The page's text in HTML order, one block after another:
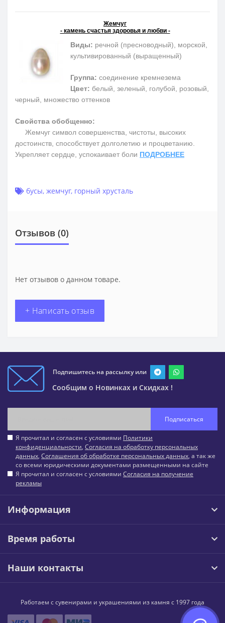
Жемчуг
- камень счастья здоровья и любви -
Виды: речной (пресноводный), морской,
культивированный (выращенный)
Группа: соединение кремнезема
Цвет: белый, зеленый, голубой, розовый,
черный, множество оттенков
Свойства обобщенно:
Жемчуг символ совершенства, чистоты, высоких
достоинств, способствует долголетию и процветанию.
Укрепляет сердце, успокаивает боли ПОДРОБНЕЕ
бусы, жемчуг, горный хрусталь
Отзывов (0)
Нет отзывов о данном товаре.
+ Написать отзыв
Подпишитесь на рассылку или
Сообщим о Новинках и Скидках !
Подписаться
Я прочитал и согласен с условиями Политики
конфиденциальности, Согласия на обработку персональных
данных, Соглашения об обработке персональных данных, а так же
со всеми юридическими документами размещенными на сайте
Я прочитал и согласен с условиями Согласия на получение
рекламы
Информация
Время работы
Наши контакты
Работаем с сувенирами и украшениями из камня с 1997 года